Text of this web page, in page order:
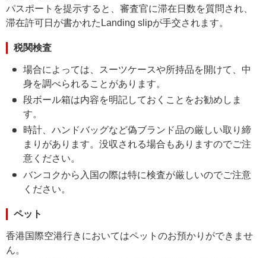
パスポートを提示すると、審査官に滞在日数を質問され、
滞在許可日が書かれた Landing slipが手交されます。
税関検査
場合によっては、スーツケースや所持品を開けて、中
身を調べられることがあります。
段ボール箱は内容を明記しておくことをお勧めしま
す。
時計、ハンドバッグなど偽ブランド品の厳しい取り締
まりがあります。没収される場合もありますのでご注
意ください。
バンコクから入国の際は特に検査が厳しいのでご注意
ください。
ペット
香港国際空港行きにおいてはペットのお預かりができませ
ん。